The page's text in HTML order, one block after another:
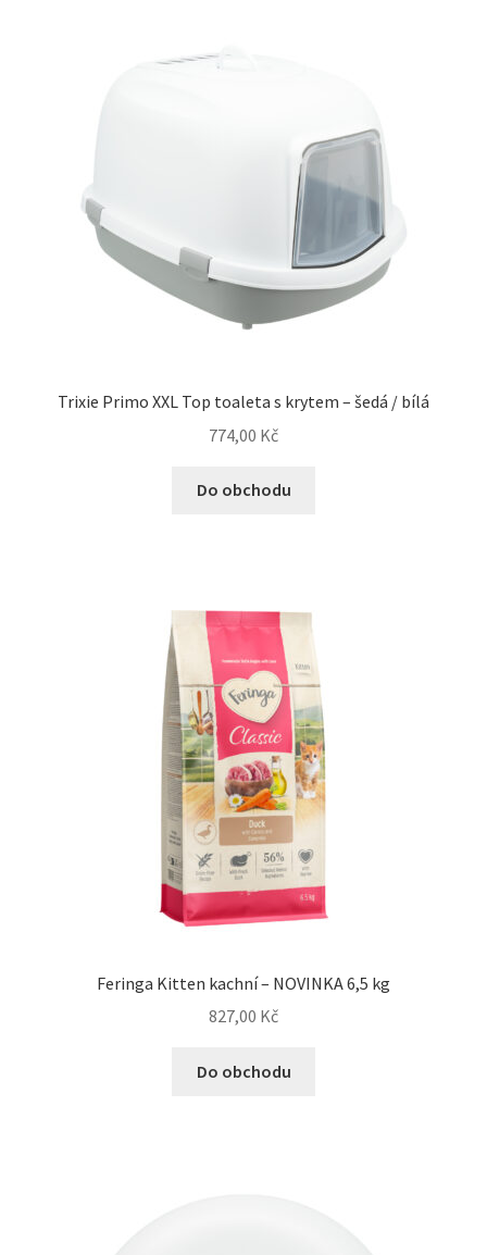
Trixie Primo XXL Top toaleta s krytem – šedá / bílá
774,00 Kč
Do obchodu
Feringa Kitten kachní – NOVINKA 6,5 kg
827,00 Kč
Do obchodu